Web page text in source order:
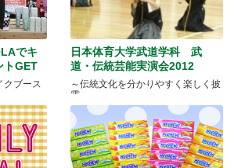
でキ
トGET
クブース
日本体育大学武道学科 武
道・伝統芸能実演会2012
～伝統文化を分かりやすく楽しく披
露～